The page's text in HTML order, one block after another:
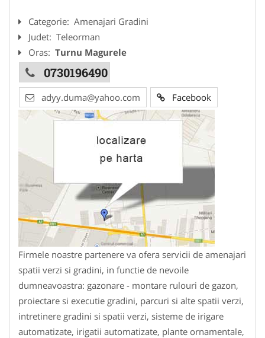
Categorie: Amenajari Gradini
Judet: Teleorman
Oras: Turnu Magurele
0730196490
adyy.duma@yahoo.com Facebook
Firmele noastre partenere va ofera servicii de amenajari
spatii verzi si gradini, in functie de nevoile
dumneavoastra: gazonare - montare rulouri de gazon,
proiectare si executie gradini, parcuri si alte spatii verzi,
intretinere gradini si spatii verzi, sisteme de irigare
automatizate, irigatii automatizate, plante ornamentale,